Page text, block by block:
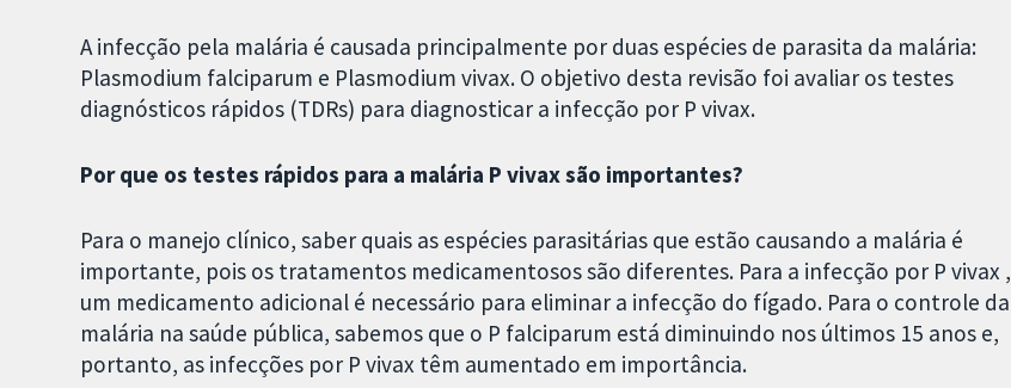
A infecção pela malária é causada principalmente por duas espécies de parasita da malária:
Plasmodium falciparum e Plasmodium vivax. O objetivo desta revisão foi avaliar os testes
diagnósticos rápidos (TDRs) para diagnosticar a infecção por P vivax.
Por que os testes rápidos para a malária P vivax são importantes?
Para o manejo clínico, saber quais as espécies parasitárias que estão causando a malária é
importante, pois os tratamentos medicamentosos são diferentes. Para a infecção por P vivax ,
um medicamento adicional é necessário para eliminar a infecção do fígado. Para o controle da
malária na saúde pública, sabemos que o P falciparum está diminuindo nos últimos 15 anos e,
portanto, as infecções por P vivax têm aumentado em importância.